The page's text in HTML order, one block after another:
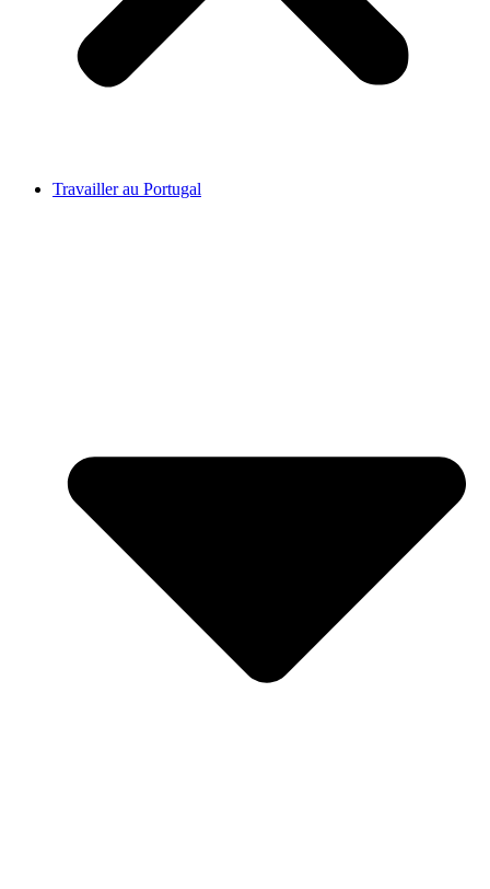
Travailler au Portugal